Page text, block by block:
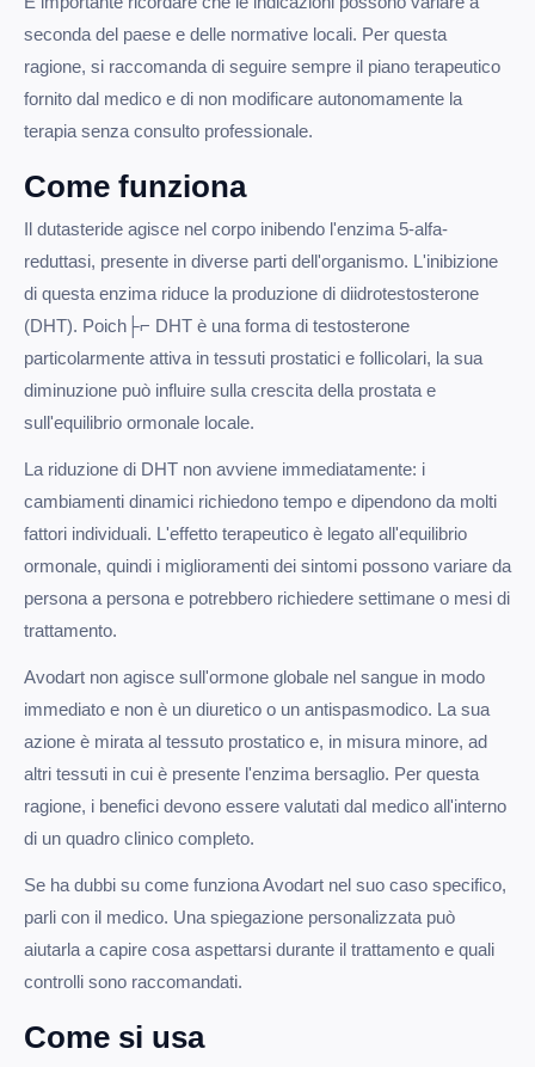
seconda del paese e delle normative locali. Per questa
ragione, si raccomanda di seguire sempre il piano terapeutico
fornito dal medico e di non modificare autonomamente la
terapia senza consulto professionale.
Come funziona
Il dutasteride agisce nel corpo inibendo l'enzima 5-alfa-
reduttasi, presente in diverse parti dell'organismo. L'inibizione
di questa enzima riduce la produzione di diidrotestosterone
(DHT). Poich├⌐ DHT è una forma di testosterone
particolarmente attiva in tessuti prostatici e follicolari, la sua
diminuzione può influire sulla crescita della prostata e
sull'equilibrio ormonale locale.
La riduzione di DHT non avviene immediatamente: i
cambiamenti dinamici richiedono tempo e dipendono da molti
fattori individuali. L'effetto terapeutico è legato all'equilibrio
ormonale, quindi i miglioramenti dei sintomi possono variare da
persona a persona e potrebbero richiedere settimane o mesi di
trattamento.
Avodart non agisce sull'ormone globale nel sangue in modo
immediato e non è un diuretico o un antispasmodico. La sua
azione è mirata al tessuto prostatico e, in misura minore, ad
altri tessuti in cui è presente l'enzima bersaglio. Per questa
ragione, i benefici devono essere valutati dal medico all'interno
di un quadro clinico completo.
Se ha dubbi su come funziona Avodart nel suo caso specifico,
parli con il medico. Una spiegazione personalizzata può
aiutarla a capire cosa aspettarsi durante il trattamento e quali
controlli sono raccomandati.
Come si usa